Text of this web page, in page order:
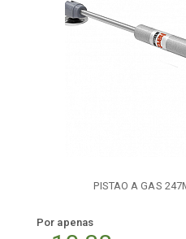
PISTAO A GAS
Por apenas